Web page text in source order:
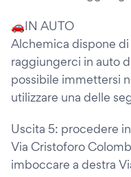
🚗IN AUTO
Alchemica dispone
raggiungerci in auto
possibile immettersi
utilizzare una delle
Uscita 5: procedere
Via Cristoforo
imboccare a destra